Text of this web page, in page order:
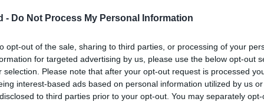
- Do Not Process My Personal Information
opt-out of the sale, sharing to third parties, or processing of your
for targeted advertising by us, please use the below opt-out
selection. Please note that after your opt-out request is processed
interest-based ads based on personal information utilized by us
to third parties prior to your opt-out. You may separately